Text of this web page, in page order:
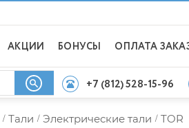
АКЦИИ БОНУСЫ ОПЛАТА
+7 (812) 528-15-96
/ Тали / Электрические тали / TOR